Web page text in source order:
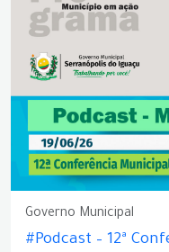
Governo Municipal
#Podcast – 12ª